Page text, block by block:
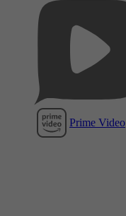
Prime Video